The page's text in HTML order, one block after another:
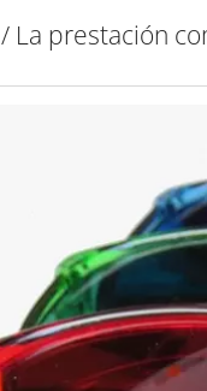
/ La prestación